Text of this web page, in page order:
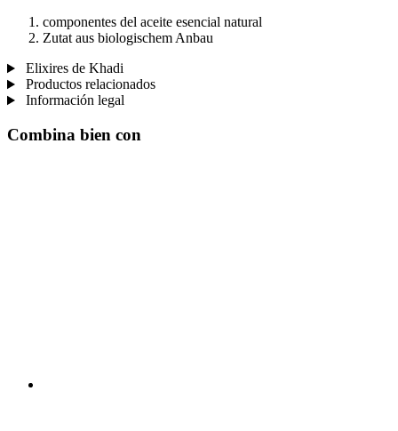
componentes del aceite esencial natural
Zutat aus biologischem Anbau
Elixires de Khadi
Productos relacionados
Información legal
Combina bien con